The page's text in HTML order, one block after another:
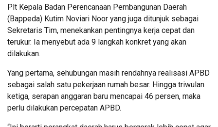
Plt Kepala Badan Perencanaan Pembangunan Daerah
(Bappeda) Kutim Noviari Noor yang juga ditunjuk sebagai
Sekretaris Tim, menekankan pentingnya kerja cepat dan
terukur. Ia menyebut ada 9 langkah konkret yang akan
dilakukan.
Yang pertama, sehubungan masih rendahnya realisasi APBD
sebagai salah satu pekerjaan rumah besar. Hingga triwulan
ketiga, serapan anggaran baru mencapai 46 persen, maka
perlu dilakukan percepatan APBD.